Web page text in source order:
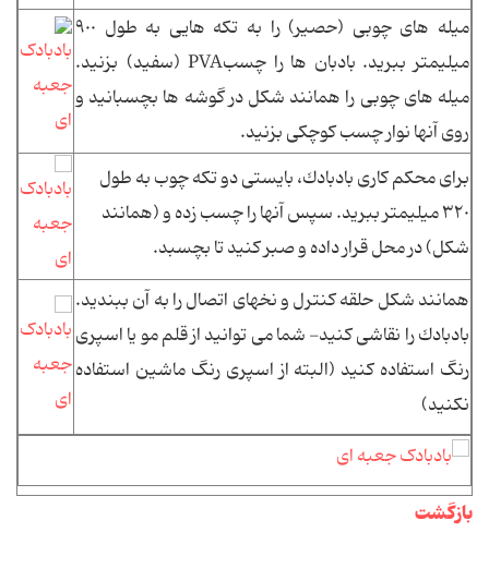
میله های چوبی (حصیر) را به تكه هایی به طول ٩٠٠
میلیمتر ببرید. بادبان ها را چسبPVA (سفید) بزنید.
میله های چوبی را همانند شكل در گوشه ها بچسبانید و
روی آنها نوار چسب كوچكی بزنید.
برای محكم كاری بادبادك، بایستی دو تكه چوب به طول
٣٢٠ میلیمتر ببرید. سپس آنها را چسب زده و (همانند
شكل) در محل قرار داده و صبر كنید تا بچسبد.
همانند شكل حلقه كنترل و نخهای اتصال را به آن ببندید.
بادبادك را نقاشی كنید- شما می توانید از قلم مو یا اسپری
رنگ استفاده كنید (البته از اسپری رنگ ماشین استفاده
نكنید)
بازگشت